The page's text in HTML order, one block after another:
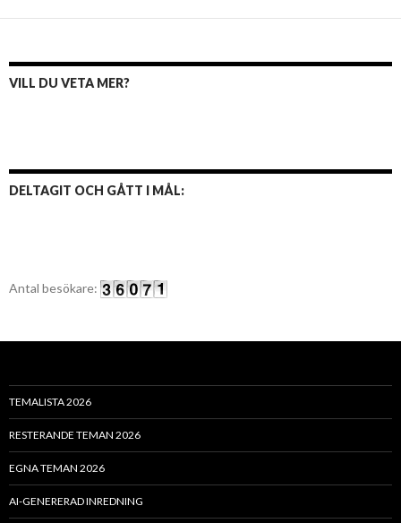
VILL DU VETA MER?
DELTAGIT OCH GÅTT I MÅL:
Antal besökare:
TEMALISTA 2026
RESTERANDE TEMAN 2026
EGNA TEMAN 2026
AI-GENERERAD INREDNING